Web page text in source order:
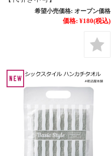
希望小売価格: オープン価格
価格: ¥180(税込)